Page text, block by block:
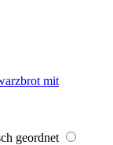
mit
geordnet